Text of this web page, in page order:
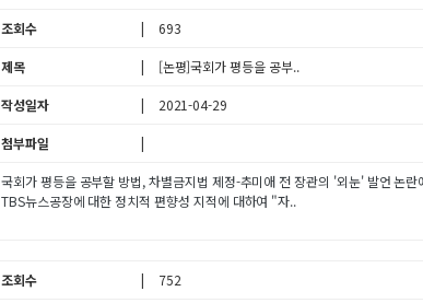
조회수 693
제목 [논평]국회가 평등을 공부..
작성일자 2021-04-29
첨부파일
국회가 평등을 공부할 방법, 차별금지법 제정-추미애 전 장관의 '외눈' 발언 논
TBS뉴스공장에 대한 정치적 편향성 지적에 대하여 "자..
조회수 752